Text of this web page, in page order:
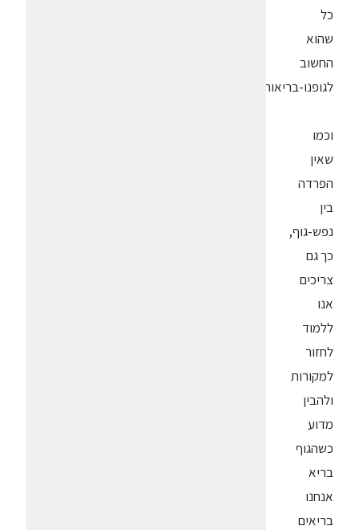
כל
שהוא
החשוב
לגופנו-בריאותנו.
וכמו
שאין
הפרדה
בין
נפש-גוף,
כך גם
צריכים
אנו
ללמוד
לחזור
למקורות
ולהבין
מדוע
כשהגוף
בריא
אנחנו
בריאים